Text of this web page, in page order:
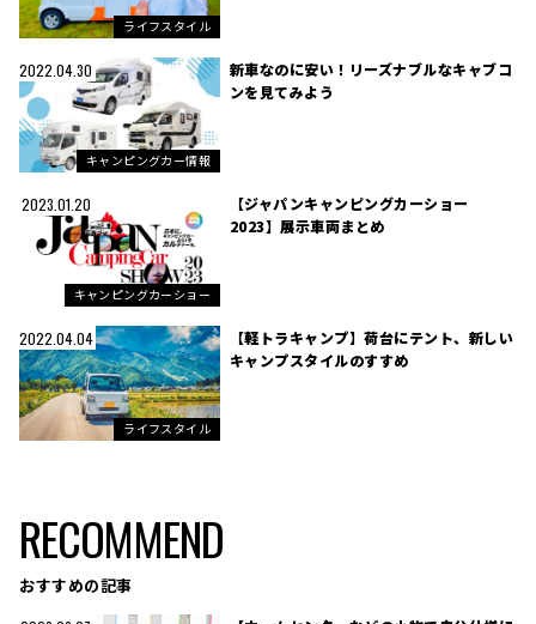
ライフスタイル
2022.04.30
キャンピングカー情報
新車なのに安い！リーズナブルなキャブコ
ンを見てみよう
2023.01.20
キャンピングカーショー
【ジャパンキャンピングカーショー
2023】展示車両まとめ
2022.04.04
ライフスタイル
【軽トラキャンプ】荷台にテント、新しい
キャンプスタイルのすすめ
RECOMMEND
おすすめの記事